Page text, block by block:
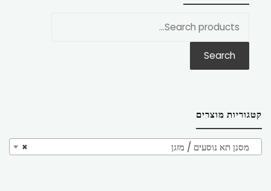
Search
קטגוריות מוצרים
× מסנן תא נוסעים / מזגן